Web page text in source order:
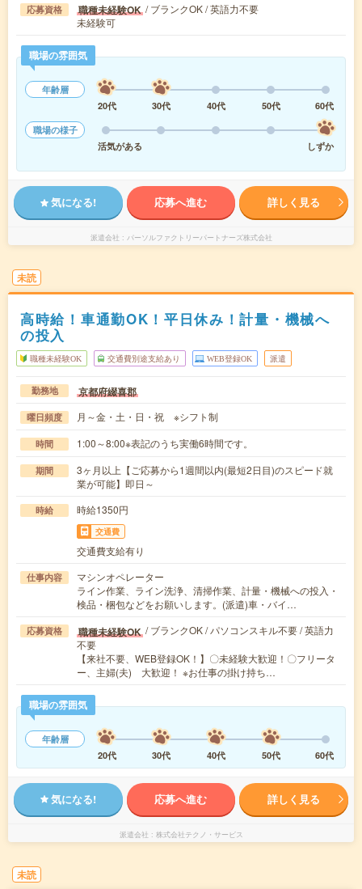
応募資格 職種未経験OK / ブランクOK / 英語力不要
未経験可
職場の雰囲気
年齢層
20代
30代 40代 50代
60代
職場の様子
活気がある
しずか
気になる! 応募へ進む 詳しく見る
派遣会社 パーソルファクトリーパートナーズ株式会社
未読
高時給！車通勤OK！平日休み！計量・機械へ
の投入
職種未経験OK 交通費別途支給あり WEB登録OK 派遣
勤務地 京都府綴喜郡
曜日頻度 月～金・土・日・祝 ※シフト制
時間 1:00～8:00※表記のうち実働6時間です。
期間
3ヶ月以上【ご応募から1週間以内(最短2日目)のスピード就
業が可能】即日～
時給 時給1350円
交通費
交通費支給有り
仕事内容
マシンオペレーター
ライン作業、ライン洗浄、清掃作業、計量・機械への投入・
検品・梱包などをお願いします。(派遣)車・バイ…
応募資格 職種未経験OK / ブランクOK / パソコンスキル不要 / 英語力
不要
【来社不要、WEB登録OK！】〇未経験大歓迎！〇フリータ
ー、主婦(夫) 大歓迎！ ※お仕事の掛け持ち…
職場の雰囲気
年齢層
20代
30代 40代 50代 60代
気になる! 応募へ進む 詳しく見る
派遣会社 株式会社テクノ・サービス
未読